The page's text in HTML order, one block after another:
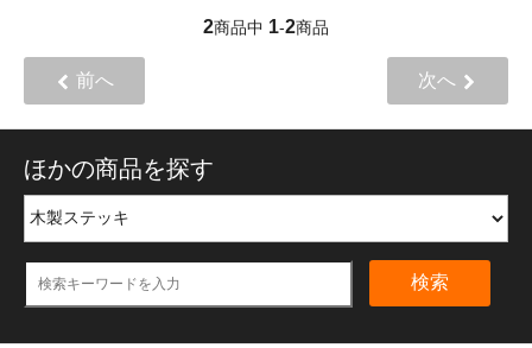
2商品中 1-2商品
前へ 次へ
ほかの商品を探す
検索